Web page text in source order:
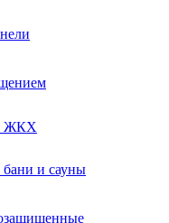
ЖКХ
и сауны